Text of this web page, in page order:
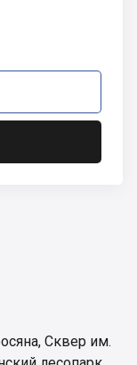
, Сквер им.